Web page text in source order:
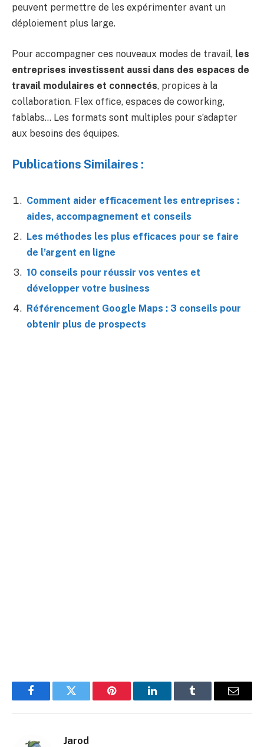
peuvent permettre de les expérimenter avant un
déploiement plus large.
Pour accompagner ces nouveaux modes de travail, les
entreprises investissent aussi dans des espaces de
travail modulaires et connectés, propices à la
collaboration. Flex office, espaces de coworking,
fablabs… Les formats sont multiples pour s’adapter
aux besoins des équipes.
Publications Similaires :
Comment aider efficacement les entreprises :
aides, accompagnement et conseils
Les méthodes les plus efficaces pour se faire
de l’argent en ligne
10 conseils pour réussir vos ventes et
développer votre business
Référencement Google Maps : 3 conseils pour
obtenir plus de prospects
FacebookTwitter Pinterest LinkedInTumblr
E-
Jarod